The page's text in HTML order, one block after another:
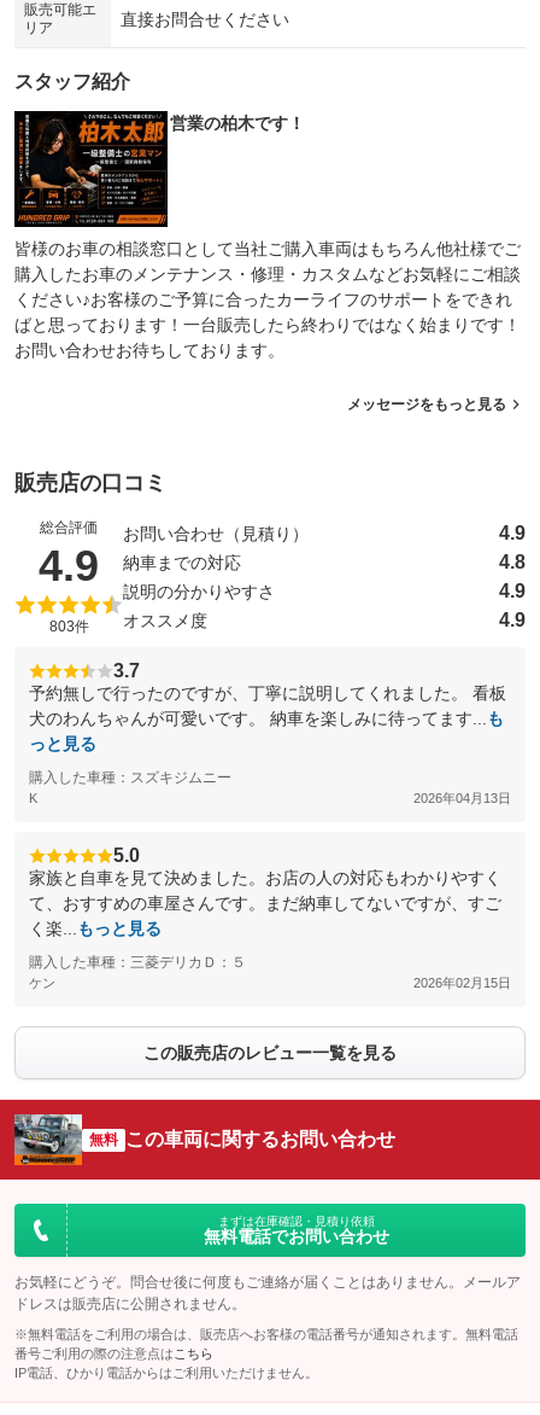
販売可能エ
リア
直接お問合せください
スタッフ紹介
営業の柏木です！
皆様のお車の相談窓口として当社ご購入車両はもちろん他社様でご
購入したお車のメンテナンス・修理・カスタムなどお気軽にご相談
ください♪お客様のご予算に合ったカーライフのサポートをできれ
ばと思っております！一台販売したら終わりではなく始まりです！
お問い合わせお待ちしております。
メッセージをもっと見る
販売店の口コミ
総合評価
4.9 （5点満点中）
803件
お問い合わせ（見積り） 4.9
納車までの対応 4.8
説明の分かりやすさ 4.9
オススメ度 4.9
3.7
予約無しで行ったのですが、丁寧に説明してくれました。 看板
犬のわんちゃんが可愛いです。 納車を楽しみに待ってます...
も
っと見る
購入した車種：スズキジムニー
K 2026年04月13日
5.0
家族と自車を見て決めました。お店の人の対応もわかりやすく
て、おすすめの車屋さんです。まだ納車してないですが、すご
く楽...
もっと見る
購入した車種：三菱デリカＤ：５
ケン 2026年02月15日
この販売店のレビュー一覧を見る
無料 この車両に関するお問い合わせ
まずは在庫確認・見積り依頼
無料電話でお問い合わせ
お気軽にどうぞ。問合せ後に何度もご連絡が届くことはありません。メールア
ドレスは販売店に公開されません。
※無料電話をご利用の場合は、販売店へお客様の電話番号が通知されます。無料電話
番号ご利用の際の注意点は こちら
IP電話、ひかり電話からはご利用いただけません。